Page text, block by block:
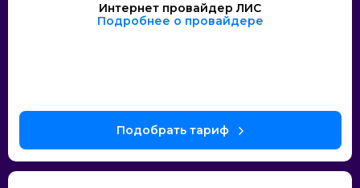
Интернет провайдер ЛИС
Подробнее о провайдере